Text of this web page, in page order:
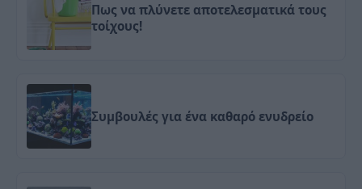
Πως να πλύνετε αποτελεσματικά τους
τοίχους!
Συμβουλές για ένα καθαρό ενυδρείο